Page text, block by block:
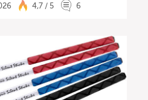
4,7 / 5 6